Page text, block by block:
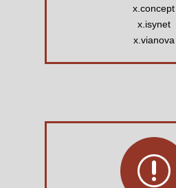
x.concept
x.isynet
x.vianova
r